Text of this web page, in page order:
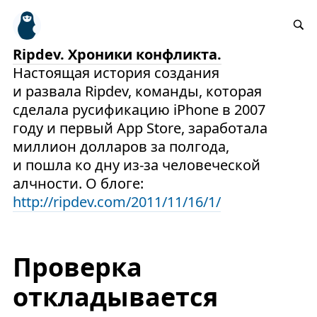
Ripdev. Хроники конфликта.
Настоящая история создания
и развала Ripdev, команды, которая
сделала русификацию iPhone в 2007
году и первый App Store, заработала
миллион долларов за полгода,
и пошла ко дну из-за человеческой
алчности. О блоге:
http://ripdev.com/2011/11/16/1/
Проверка
откладывается